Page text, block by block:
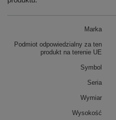
Marka
Podmiot odpowiedzialny za ten
produkt na terenie UE
Symbol
Seria
Wymiar
Wysokość